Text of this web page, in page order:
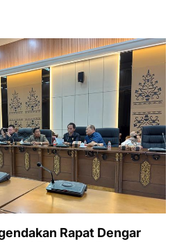
Rapat Dengar